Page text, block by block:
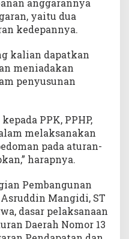
anggarannya
yaitu dua
kedepannya.
kalian dapatkan
meniadakan
penyusunan
PPK, PPHP,
melaksanakan
pada aturan-
harapnya.
Pembangunan
Mangidi, ST
dasar pelaksanaan
Daerah Nomor 13